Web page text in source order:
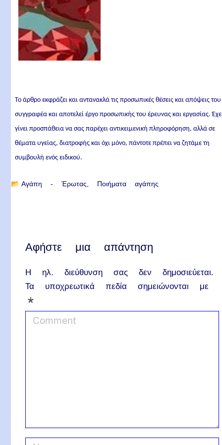
Το άρθρο εκφράζει και αντανακλά τις προσωπικές θέσεις και απόψεις του
συγγραφέα και αποτελεί έργο προσωπικής του έρευνας και εργασίας.
γίνει προσπάθεια να σας παρέχει αντικειμενική πληροφόρηση, αλλά σε
θέματα υγείας, διατροφής και όχι μόνο, πάντοτε πρέπει να ζητάμε τη
συμβουλή ενός ειδικού.
📂 Αγάπη - Έρωτας Ποιήματα αγάπης
Αφήστε μια απάντηση
Η ηλ. διεύθυνση σας δεν δημοσιεύεται.
Τα υποχρεωτικά πεδία σημειώνονται με
*